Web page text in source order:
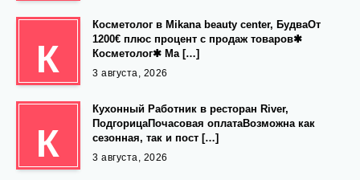
К
Косметолог в Mikana beauty center, БудваОт
1200€ плюс процент с продаж товаров✱
Косметолог✱ Ма […]
3 августа, 2026
К
Кухонный Работник в ресторан River,
ПодгорицаПочасовая оплатаВозможна как
сезонная, так и пост […]
3 августа, 2026